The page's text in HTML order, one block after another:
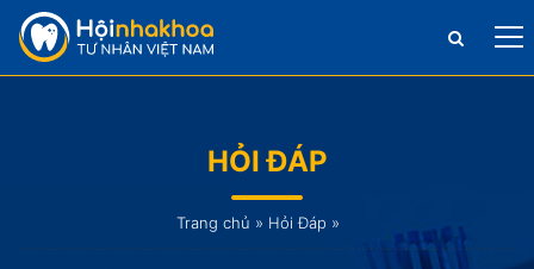
HỎI ĐÁP
Trang chủ » Hỏi Đáp »